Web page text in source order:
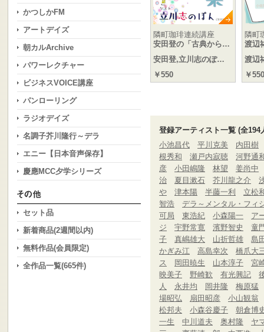
隣町珈琲連続講座
安田登の「古典から…
安田登,立川志のぽ…
￥550
隣町
渡辺
渡辺
￥550
登録アーティスト一覧 (全
小池昌代
平川克美
内田樹
根秀和
瀬戸内寂聴
河野通
彦
小田嶋隆 林望
姜尚中
治
夏目漱石 芥川龍之介
や
津本陽 半藤一利
立松
智浩
デラ～メンタル・フィ
可局
東浩紀 小森陽一
ア
ジ
宇野常寛 濱野智史
童
子
真嶋雄大 山折哲雄
島
かぎみ江
高島幸次
橋爪大
ス
岡田暁生 山本淳子
宮
映美子
野崎歓 有光興記
人
永井均 岡井隆
梅原猛
場昭弘
扇田昭彦
小山観翁
松邦夫
小森谷慶子
朝倉博
一生
中川道夫 奥村隆
ヤ
かつしかFM
アートデイズ
朝カルArchive
パワーレクチャー
ビジネスVOICE講座
パンローリング
ラジオデイズ
名調子芥川隆行～デラ
エニー【日本音声保存】
慶應MCC夕学シリーズ
セット品
新着商品(2週間以内)
無料作品(会員限定)
全作品一覧(665件)